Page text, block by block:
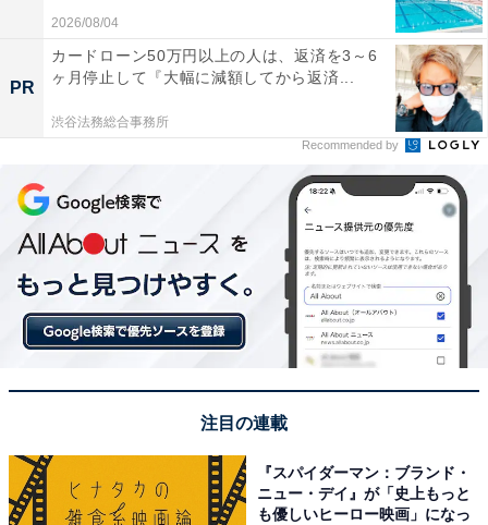
2026/08/04
PR
カードローン50万円以上の人は、返済を3～6
ヶ月停止して『大幅に減額してから返済...
渋谷法務総合事務所
Recommended by
注目の連載
『スパイダーマン：ブランド・
ニュー・デイ』が「史上もっと
も優しいヒーロー映画」になっ